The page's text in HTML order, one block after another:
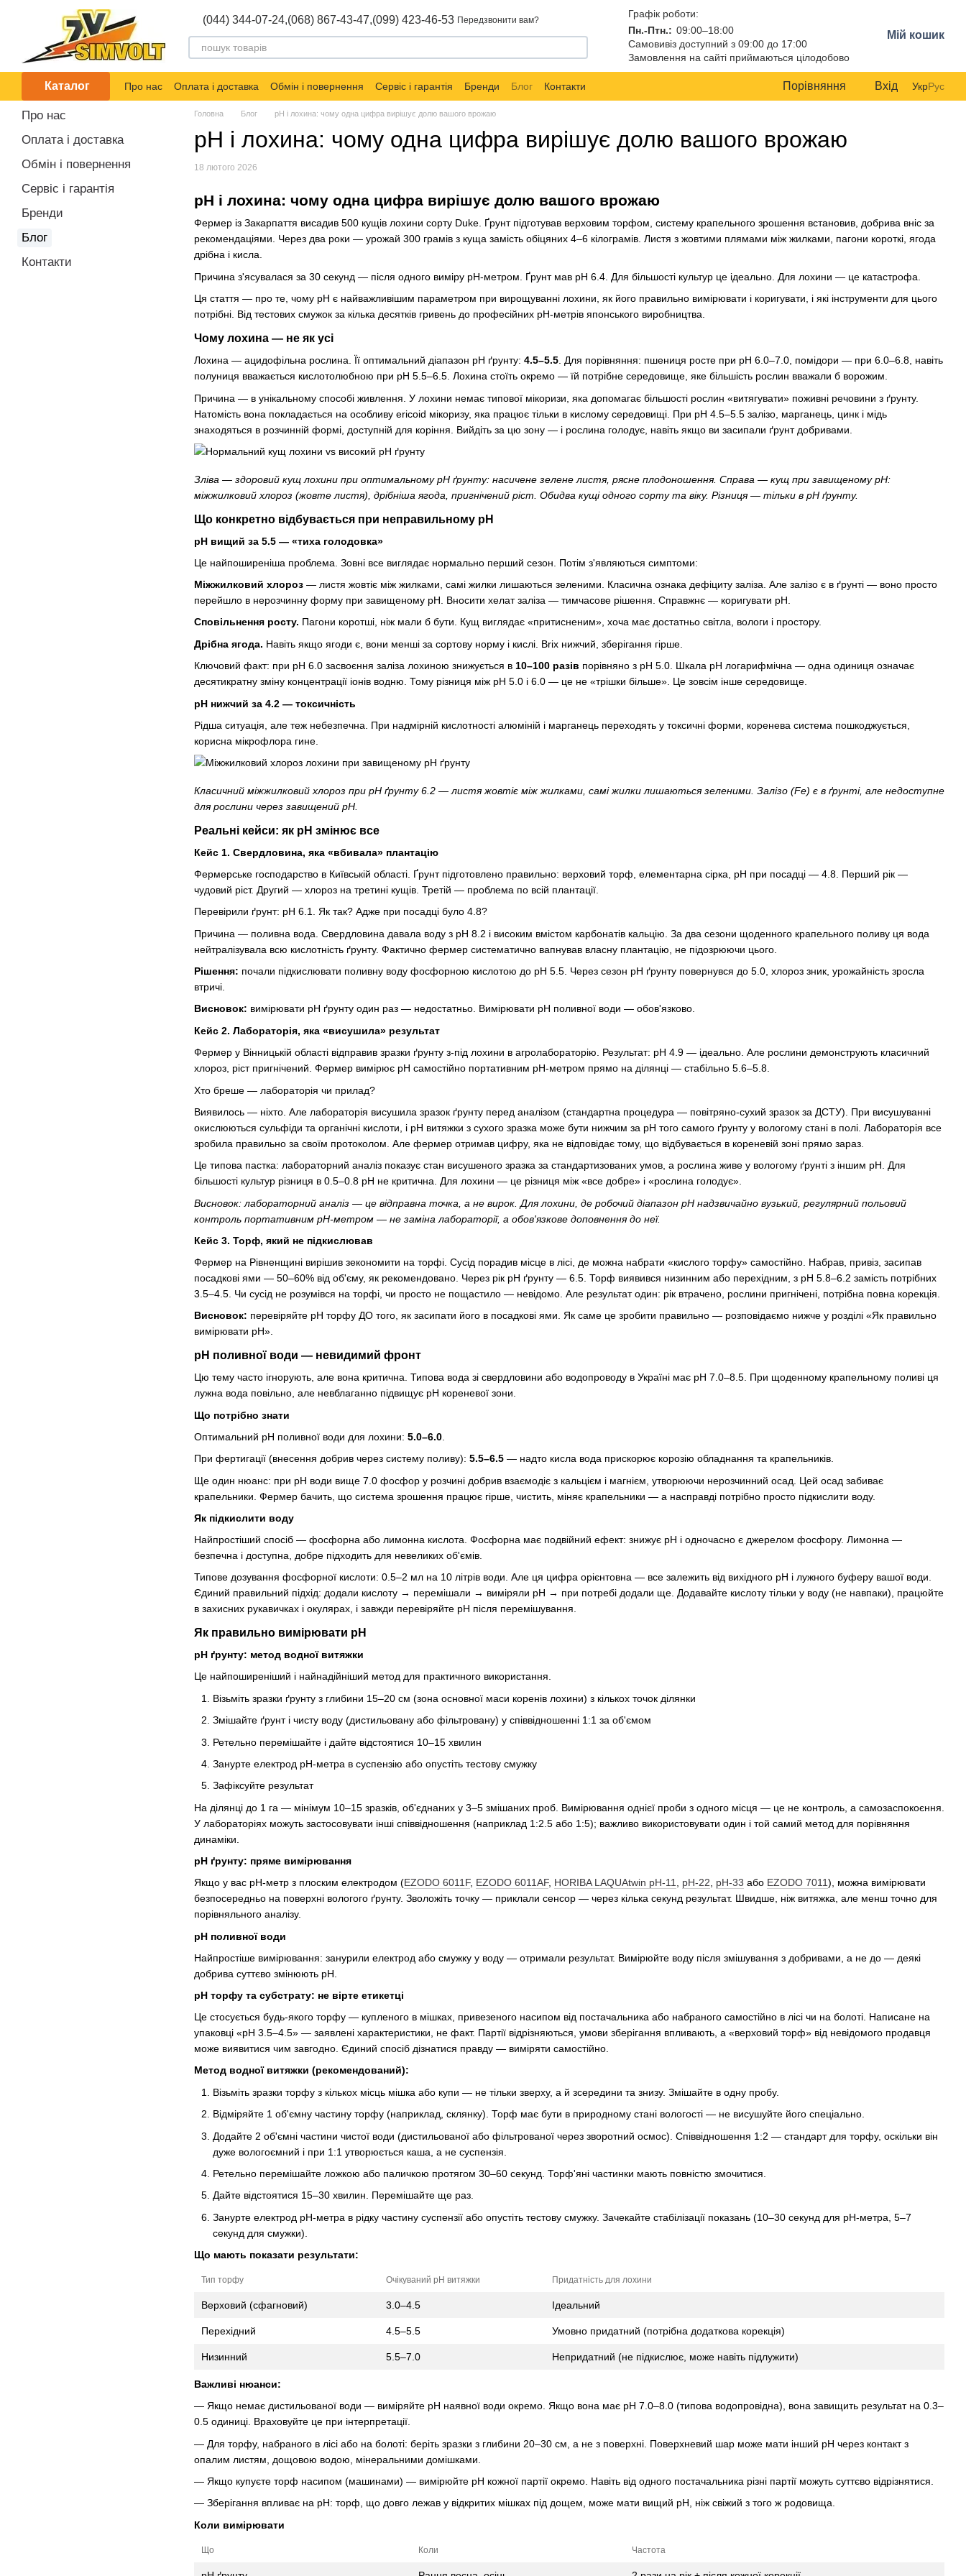
Перейти до основного контенту
(044) 344-07-24,(068) 867-43-47,(099) 423-46-53 Передзвонити вам?
Графік роботи:
Пн.-Птн.: 09:00–18:00
Самовивіз доступний з 09:00 до 17:00
Замовлення на сайті приймаються цілодобово
Мій кошик
Каталог Про нас Оплата і доставка Обмін і повернення Сервіс і гарантія Бренди Блог Контакти Порівняння Вхід УкрРус
Головна Блог pH і лохина: чому одна цифра вирішує долю вашого врожаю
pH і лохина: чому одна цифра вирішує долю вашого врожаю
18 лютого 2026
pH і лохина: чому одна цифра вирішує долю вашого врожаю
Фермер із Закарпаття висадив 500 кущів лохини сорту Duke. Ґрунт підготував верховим торфом, систему крапельного зрошення встановив, добрива вніс за
рекомендаціями. Через два роки — урожай 300 грамів з куща замість обіцяних 4–6 кілограмів. Листя з жовтими плямами між жилками, пагони короткі, ягода
дрібна і кисла.
Причина з'ясувалася за 30 секунд — після одного виміру pH-метром. Ґрунт мав pH 6.4. Для більшості культур це ідеально. Для лохини — це катастрофа.
Ця стаття — про те, чому pH є найважливішим параметром при вирощуванні лохини, як його правильно вимірювати і коригувати, і які інструменти для цього
потрібні. Від тестових смужок за кілька десятків гривень до професійних pH-метрів японського виробництва.
Чому лохина — не як усі
Лохина — ацидофільна рослина. Її оптимальний діапазон pH ґрунту: 4.5–5.5 . Для порівняння: пшениця росте при pH 6.0–7.0, помідори — при 6.0–6.8, навіть
полуниця вважається кислотолюбною при pH 5.5–6.5. Лохина стоїть окремо — їй потрібне середовище, яке більшість рослин вважали б ворожим.
Причина — в унікальному способі живлення. У лохини немає типової мікоризи, яка допомагає більшості рослин «витягувати» поживні речовини з ґрунту.
Натомість вона покладається на особливу ericoid мікоризу, яка працює тільки в кислому середовищі. При pH 4.5–5.5 залізо, марганець, цинк і мідь
знаходяться в розчинній формі, доступній для коріння. Вийдіть за цю зону — і рослина голодує, навіть якщо ви засипали ґрунт добривами.
Зліва — здоровий кущ лохини при оптимальному pH ґрунту: насичене зелене листя, рясне плодоношення. Справа — кущ при завищеному pH:
міжжилковий хлороз (жовте листя), дрібніша ягода, пригнічений ріст. Обидва кущі одного сорту та віку. Різниця — тільки в pH ґрунту.
Що конкретно відбувається при неправильному pH
pH вищий за 5.5 — «тиха голодовка»
Це найпоширеніша проблема. Зовні все виглядає нормально перший сезон. Потім з'являються симптоми:
Міжжилковий хлороз — листя жовтіє між жилками, самі жилки лишаються зеленими. Класична ознака дефіциту заліза. Але залізо є в ґрунті — воно просто
перейшло в нерозчинну форму при завищеному pH. Вносити хелат заліза — тимчасове рішення. Справжнє — коригувати pH.
Сповільнення росту. Пагони коротші, ніж мали б бути. Кущ виглядає «притисненим», хоча має достатньо світла, вологи і простору.
Дрібна ягода. Навіть якщо ягоди є, вони менші за сортову норму і кислі. Brix нижчий, зберігання гірше.
Ключовий факт: при pH 6.0 засвоєння заліза лохиною знижується в 10–100 разів порівняно з pH 5.0. Шкала pH логарифмічна — одна одиниця означає
десятикратну зміну концентрації іонів водню. Тому різниця між pH 5.0 і 6.0 — це не «трішки більше». Це зовсім інше середовище.
pH нижчий за 4.2 — токсичність
Рідша ситуація, але теж небезпечна. При надмірній кислотності алюміній і марганець переходять у токсичні форми, коренева система пошкоджується,
корисна мікрофлора гине.
Класичний міжжилковий хлороз при pH ґрунту 6.2 — листя жовтіє між жилками, самі жилки лишаються зеленими. Залізо (Fe) є в ґрунті, але недоступне
для рослини через завищений pH.
Реальні кейси: як pH змінює все
Кейс 1. Свердловина, яка «вбивала» плантацію
Фермерське господарство в Київській області. Ґрунт підготовлено правильно: верховий торф, елементарна сірка, pH при посадці — 4.8. Перший рік —
чудовий ріст. Другий — хлороз на третині кущів. Третій — проблема по всій плантації.
Перевірили ґрунт: pH 6.1. Як так? Адже при посадці було 4.8?
Причина — поливна вода. Свердловина давала воду з pH 8.2 і високим вмістом карбонатів кальцію. За два сезони щоденного крапельного поливу ця вода
нейтралізувала всю кислотність ґрунту. Фактично фермер систематично вапнував власну плантацію, не підозрюючи цього.
Рішення: почали підкислювати поливну воду фосфорною кислотою до pH 5.5. Через сезон pH ґрунту повернувся до 5.0, хлороз зник, урожайність зросла
втричі.
Висновок: вимірювати pH ґрунту один раз — недостатньо. Вимірювати pH поливної води — обов'язково.
Кейс 2. Лабораторія, яка «висушила» результат
Фермер у Вінницькій області відправив зразки ґрунту з-під лохини в агролабораторію. Результат: pH 4.9 — ідеально. Але рослини демонструють класичний
хлороз, ріст пригнічений. Фермер вимірює pH самостійно портативним pH-метром прямо на ділянці — стабільно 5.6–5.8.
Хто бреше — лабораторія чи прилад?
Виявилось — ніхто. Але лабораторія висушила зразок ґрунту перед аналізом (стандартна процедура — повітряно-сухий зразок за ДСТУ). При висушуванні
окислюються сульфіди та органічні кислоти, і pH витяжки з сухого зразка може бути нижчим за pH того самого ґрунту у вологому стані в полі. Лабораторія все
зробила правильно за своїм протоколом. Але фермер отримав цифру, яка не відповідає тому, що відбувається в кореневій зоні прямо зараз.
Це типова пастка: лабораторний аналіз показує стан висушеного зразка за стандартизованих умов, а рослина живе у вологому ґрунті з іншим pH. Для
більшості культур різниця в 0.5–0.8 pH не критична. Для лохини — це різниця між «все добре» і «рослина голодує».
Висновок: лабораторний аналіз — це відправна точка, а не вирок. Для лохини, де робочий діапазон pH надзвичайно вузький, регулярний польовий
контроль портативним pH-метром — не заміна лабораторії, а обов'язкове доповнення до неї.
Кейс 3. Торф, який не підкислював
Фермер на Рівненщині вирішив зекономити на торфі. Сусід порадив місце в лісі, де можна набрати «кислого торфу» самостійно. Набрав, привіз, засипав
посадкові ями — 50–60% від об'єму, як рекомендовано. Через рік pH ґрунту — 6.5. Торф виявився низинним або перехідним, з pH 5.8–6.2 замість потрібних
3.5–4.5. Чи сусід не розумівся на торфі, чи просто не пощастило — невідомо. Але результат один: рік втрачено, рослини пригнічені, потрібна повна корекція.
Висновок: перевіряйте pH торфу ДО того, як засипати його в посадкові ями. Як саме це зробити правильно — розповідаємо нижче у розділі «Як правильно
вимірювати pH».
pH поливної води — невидимий фронт
Цю тему часто ігнорують, але вона критична. Типова вода зі свердловини або водопроводу в Україні має pH 7.0–8.5. При щоденному крапельному поливі ця
лужна вода повільно, але невблаганно підвищує pH кореневої зони.
Що потрібно знати
Оптимальний pH поливної води для лохини: 5.0–6.0
При фертигації (внесення добрив через систему поливу): 5.5–6.5 — надто кисла вода прискорює корозію обладнання та крапельників.
Ще один нюанс: при pH води вище 7.0 фосфор у розчині добрив взаємодіє з кальцієм і магнієм, утворюючи нерозчинний осад. Цей осад забиває
крапельники. Фермер бачить, що система зрошення працює гірше, чистить, міняє крапельники — а насправді потрібно просто підкислити воду.
Як підкислити воду
Найпростіший спосіб — фосфорна або лимонна кислота. Фосфорна має подвійний ефект: знижує pH і одночасно є джерелом фосфору. Лимонна —
безпечна і доступна, добре підходить для невеликих об'ємів.
Типове дозування фосфорної кислоти: 0.5–2 мл на 10 літрів води. Але ця цифра орієнтовна — все залежить від вихідного pH і лужного буферу вашої води.
Єдиний правильний підхід: додали кислоту → перемішали → виміряли pH → при потребі додали ще. Додавайте кислоту тільки у воду (не навпаки), працюйте
в захисних рукавичках і окулярах, і завжди перевіряйте pH після перемішування.
Як правильно вимірювати pH
pH ґрунту: метод водної витяжки
Це найпоширеніший і найнадійніший метод для практичного використання.
Візьміть зразки ґрунту з глибини 15–20 см (зона основної маси коренів лохини) з кількох точок ділянки
Змішайте ґрунт і чисту воду (дистильовану або фільтровану) у співвідношенні 1:1 за об'ємом
Ретельно перемішайте і дайте відстоятися 10–15 хвилин
Занурте електрод pH-метра в суспензію або опустіть тестову смужку
Зафіксуйте результат
На ділянці до 1 га — мінімум 10–15 зразків, об'єднаних у 3–5 змішаних проб. Вимірювання однієї проби з одного місця — це не контроль, а самозаспокоєння.
У лабораторіях можуть застосовувати інші співвідношення (наприклад 1:2.5 або 1:5); важливо використовувати один і той самий метод для порівняння
динаміки.
pH ґрунту: пряме вимірювання
Якщо у вас pH-метр з плоским електродом (EZODO 6011F, EZODO 6011AF, HORIBA LAQUAtwin pH-11 pH-22 pH-33 або EZODO 7011), можна вимірювати
безпосередньо на поверхні вологого ґрунту. Зволожіть точку — приклали сенсор — через кілька секунд результат. Швидше, ніж витяжка, але менш точно для
порівняльного аналізу.
pH поливної води
Найпростіше вимірювання: занурили електрод або смужку у воду — отримали результат. Вимірюйте воду після змішування з добривами, а не до — деякі
добрива суттєво змінюють pH.
pH торфу та субстрату: не вірте етикетці
Це стосується будь-якого торфу — купленого в мішках, привезеного насипом від постачальника або набраного самостійно в лісі чи на болоті. Написане на
упаковці «pH 3.5–4.5» — заявлені характеристики, не факт. Партії відрізняються, умови зберігання впливають, а «верховий торф» від невідомого продавця
може виявитися чим завгодно. Єдиний спосіб дізнатися правду — виміряти самостійно.
Метод водної витяжки (рекомендований):
Візьміть зразки торфу з кількох місць мішка або купи — не тільки зверху, а й зсередини та знизу. Змішайте в одну пробу.
Відміряйте 1 об'ємну частину торфу (наприклад, склянку). Торф має бути в природному стані вологості — не висушуйте його спеціально.
Додайте 2 об'ємні частини чистої води (дистильованої або фільтрованої через зворотний осмос). Співвідношення 1:2 — стандарт для торфу, оскільки він
дуже вологоємний і при 1:1 утворюється каша, а не суспензія.
Ретельно перемішайте ложкою або паличкою протягом 30–60 секунд. Торф'яні частинки мають повністю змочитися.
Дайте відстоятися 15–30 хвилин. Перемішайте ще раз.
Занурте електрод pH-метра в рідку частину суспензії або опустіть тестову смужку. Зачекайте стабілізації показань (10–30 секунд для pH-метра, 5–7
секунд для смужки).
Що мають показати результати:
Тип торфу Очікуваний pH витяжки Придатність для лохини
Верховий (сфагновий) 3.0–4.5 Ідеальний
Перехідний 4.5–5.5 Умовно придатний (потрібна додаткова корекція)
Низинний 5.5–7.0 Непридатний (не підкислює, може навіть підлужити)
Важливі нюанси:
— Якщо немає дистильованої води — виміряйте pH наявної води окремо. Якщо вона має pH 7.0–8.0 (типова водопровідна), вона завищить результат на 0.3–
0.5 одиниці. Враховуйте це при інтерпретації.
— Для торфу, набраного в лісі або на болоті: беріть зразки з глибини 20–30 см, а не з поверхні. Поверхневий шар може мати інший pH через контакт з
опалим листям, дощовою водою, мінеральними домішками.
— Якщо купуєте торф насипом (машинами) — вимірюйте pH кожної партії окремо. Навіть від одного постачальника різні партії можуть суттєво відрізнятися.
— Зберігання впливає на pH: торф, що довго лежав у відкритих мішках під дощем, може мати вищий pH, ніж свіжий з того ж родовища.
Коли вимірювати
Що Коли Частота
Про нас
Оплата і доставка
Обмін і повернення
Сервіс і гарантія
Бренди
Блог
Контакти